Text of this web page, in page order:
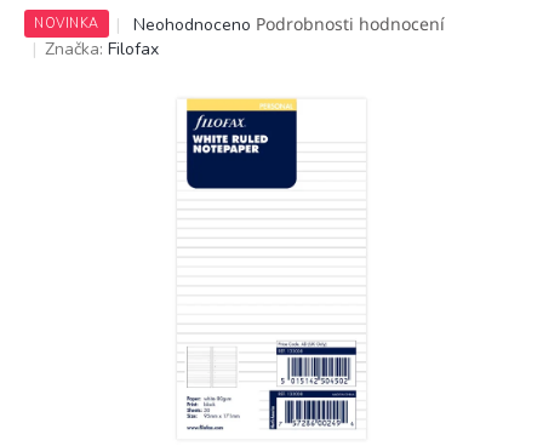
NOVINKA
Průměrné
hodnocení
hvězdiček.
Neohodnoceno Podrobnosti hodnocení
Značka: Filofax